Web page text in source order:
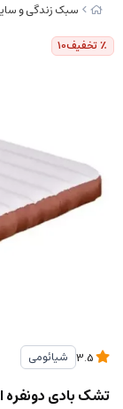
سبک زندگی و
٪ تخفیف10
شیائومی